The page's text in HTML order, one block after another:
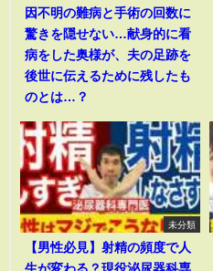
因不明の難病と手術の回数に
驚きを隠せない…献身的に看
病をした奥様が、夫の足跡を
後世に伝えるために残したも
のとは…？
未分類
【男性必見】射精の頻度で人
生が変わる？現役泌尿器科専